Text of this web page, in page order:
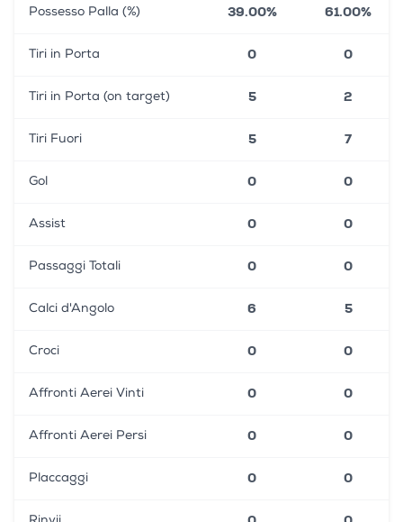
Possesso Palla (%) 39.00% 61.00%
Tiri in Porta 0 0
Tiri in Porta (on target) 5 2
Tiri Fuori 5 7
Gol 0 0
Assist 0 0
Passaggi Totali 0 0
Calci d'Angolo 6 5
Croci 0 0
Affronti Aerei Vinti 0 0
Affronti Aerei Persi 0 0
Placcaggi 0 0